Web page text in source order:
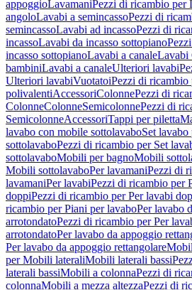
appoggioLavamaniPezzi di ricambio per
angoloLavabi a semincassoPezzi di
semincassoLavabi ad incassoPezzi di
incassoLavabi da incasso sottopiano
incasso sottopianoLavabi a canaleLavabi
bambiniLavabi a canaleUlteriori lavabi
Ulteriori lavabiVuotatoiPezzi di ricambio
polivalentiAccessoriColonnePezzi di
ColonneColonneSemicolonnePezzi di
SemicolonneAccessoriTappi per piletta
lavabo con mobile sottolavaboSet
sottolavaboPezzi di ricambio per Set
sottolavaboMobili per bagnoMobili
Mobili sottolavaboPer lavamaniPezzi di
lavamaniPer lavabiPezzi di ricambio per
doppiPezzi di ricambio per Per lavabi
ricambio per Piani per lavaboPer lavabo
arrotondatoPezzi di ricambio per Per
arrotondatoPer lavabo da appoggio
Per lavabo da appoggio rettangolare
per Mobili lateraliMobili laterali bassi
laterali bassiMobili a colonnaPezzi di
colonnaMobili a mezza altezzaPezzi di